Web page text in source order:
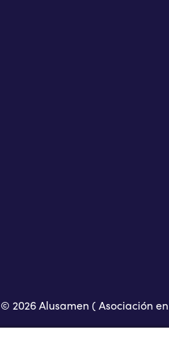
© 2026 Alusamen ( Asociación